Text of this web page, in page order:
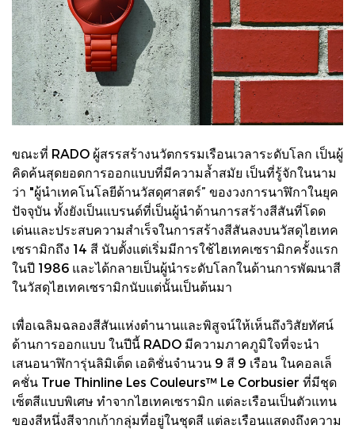
ขณะที่ RADO ผู้สรรสร้างนวัตกรรมเรือนเวลาระดับโลก เป็นผู้
คิดค้นสุดยอดการออกแบบที่มีความล้ำสมัย เป็นที่รู้จักในนาม
ว่า "ผู้นำเทคโนโลยีด้านวัสดุศาสตร์” ของวงการนาฬิกาในยุค
ปัจจุบัน ทั้งยังเป็นแบรนด์ที่เป็นผู้นำด้านการสร้างสีสันที่โดด
เด่นและประสบความสำเร็จในการสร้างสีสันลงบนวัสดุไฮเทค
เซรามิกถึง 14 สี นับตั้งแต่เริ่มมีการใช้ไฮเทคเซรามิกครั้งแรก
ในปี 1986 และได้กลายเป็นผู้นำระดับโลกในด้านการพัฒนาสี
ในวัสดุไฮเทคเซรามิกนับแต่นั้นเป็นต้นมา
เพื่อเฉลิมฉลองสีสันแห่งตำนานและพิสูจน์ให้เห็นถึงวิสัยทัศน์
ด้านการออกแบบ ในปีนี้ RADO มีความภาคภูมิใจที่จะนำ
เสนอนาฬิการุ่นลิมิเต็ด เอดิชั่นจำนวน 9 สี 9 เรือน ในคอลเล็
คชั่น True Thinline Les Couleurs™ Le Corbusier ที่มีชุด
เซ็ตสีแบบพิเศษ ทำจากไฮเทคเซรามิก แต่ละเรือนเป็นตัวแทน
ของสีหนึ่งสีจากเก้ากลุ่มที่อยู่ในชุดสี แต่ละเรือนแสดงถึงความ